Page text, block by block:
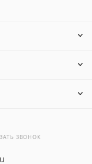
ЗВОНОК